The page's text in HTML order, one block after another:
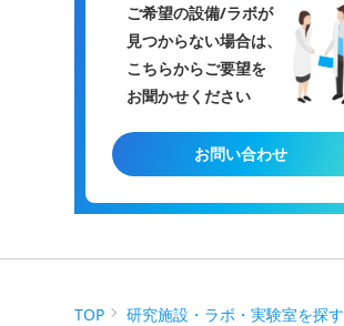
ご希望の設備/ラボが
見つからない場合は、
こちらからご要望を
お聞かせください
お問い合わせ
TOP 研究施設・ラボ・実験室を探す